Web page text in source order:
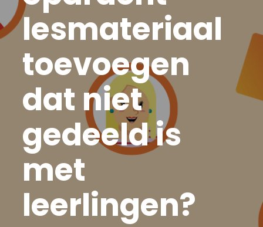
lesmateriaal
toevoegen
dat niet
gedeeld is
met
leerlingen?